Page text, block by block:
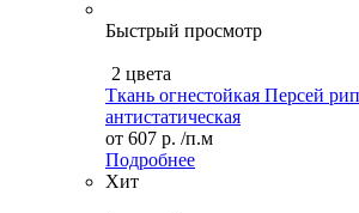
Быстрый просмотр
2 цвета
Ткань огнестойкая Персей
антистатическая
от 607 р. /п.м
Подробнее
Хит